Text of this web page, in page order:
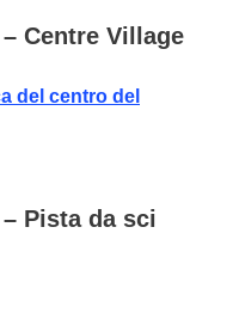
– Centre Village
del centro del
– Pista da sci